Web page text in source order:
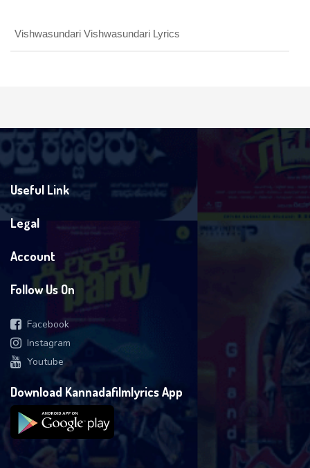
Vishwasundari Vishwasundari Lyrics
Useful Link
Legal
Account
Follow Us On
Facebook
Instagram
Youtube
Download Kannadafilmlyrics App